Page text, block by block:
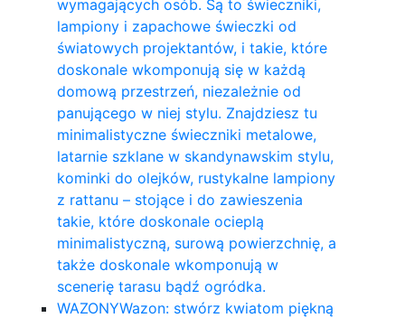
wymagających osób. Są to świeczniki,
lampiony i zapachowe świeczki od
światowych projektantów, i takie, które
doskonale wkomponują się w każdą
domową przestrzeń, niezależnie od
panującego w niej stylu. Znajdziesz tu
minimalistyczne świeczniki metalowe,
latarnie szklane w skandynawskim stylu,
kominki do olejków, rustykalne lampiony
z rattanu – stojące i do zawieszenia
takie, które doskonale ocieplą
minimalistyczną, surową powierzchnię, a
także doskonale wkomponują w
scenerię tarasu bądź ogródka.
WAZONYWazon: stwórz kwiatom piękną